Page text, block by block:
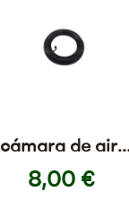
cámara de aire
10x2,125 90°,
90 °
8,00 €